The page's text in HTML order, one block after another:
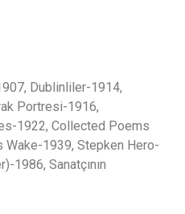
Dublinliler-1914,
Portresi-1916,
1922, Collected Poems
Wake-1939, Stepken Hero-
1986, Sanatçının